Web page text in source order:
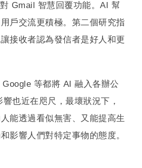
Gmail 智慧回覆功能。AI 幫
戶交流更積極。第二個研究指
接收者認為發信者是好人和更
等都將 AI 融入各辦公
也近在咫尺，最壞狀況下，
能透過看似無害、又能提高生
影響人們對特定事物的態度。